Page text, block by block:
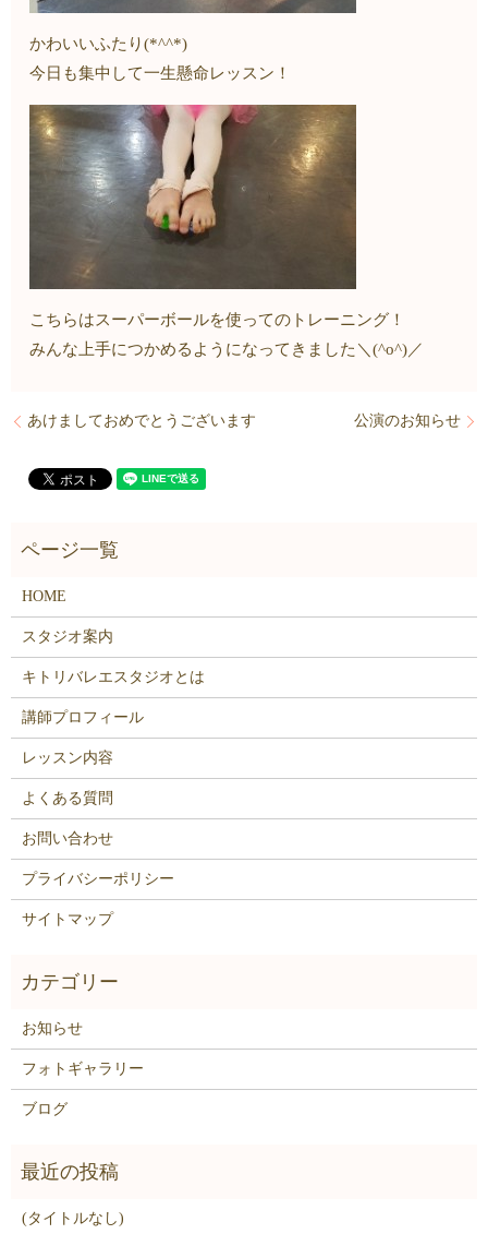
かわいいふたり(*^^*)
今日も集中して一生懸命レッスン！
こちらはスーパーボールを使ってのトレーニング！
みんな上手につかめるようになってきました＼(^o^)／
あけましておめでとうございます 公演のお知らせ
HOME
スタジオ案内
キトリバレエスタジオとは
講師プロフィール
レッスン内容
よくある質問
お問い合わせ
プライバシーポリシー
サイトマップ
お知らせ
フォトギャラリー
ブログ
(タイトルなし)